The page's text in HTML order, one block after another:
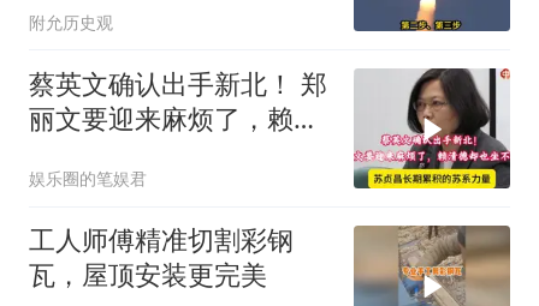
附允历史观
蔡英文确认出手新北！ 郑
丽文要迎来麻烦了，赖清
娱乐圈的笔娱君
工人师傅精准切割彩钢
瓦，屋顶安装更完美